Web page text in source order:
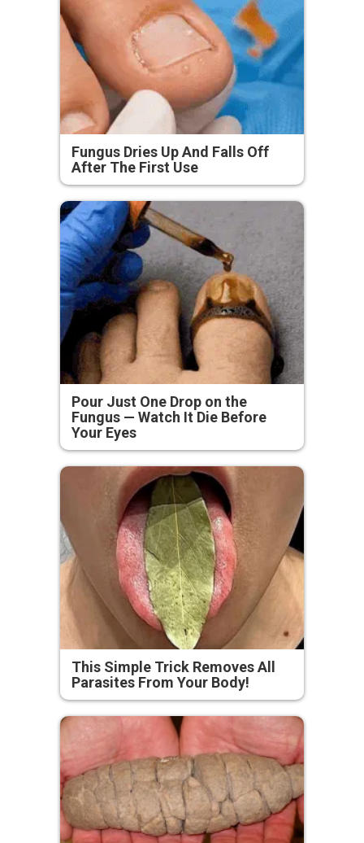
Fungus Dries Up And Falls Off
After The First Use
Pour Just One Drop on the
Fungus — Watch It Die Before
Your Eyes
This Simple Trick Removes All
Parasites From Your Body!